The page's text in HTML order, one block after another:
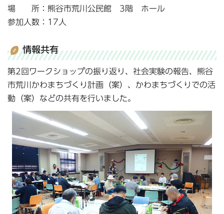
場 所：熊谷市荒川公民館 3階 ホール
参加人数：17人
情報共有
第2回ワークショップの振り返り、社会実験の報告、熊谷
市荒川かわまちづくり計画（案）、かわまちづくりでの活
動（案）などの共有を行いました。